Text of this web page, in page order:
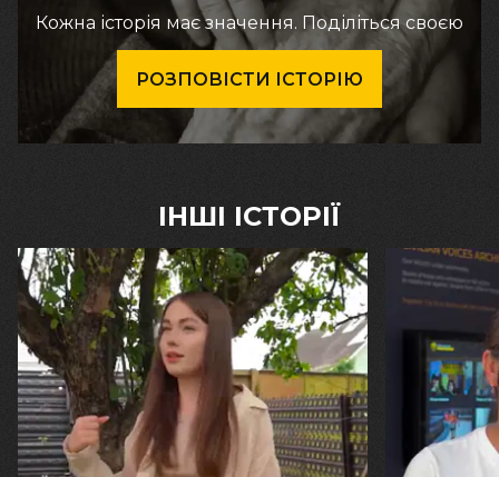
Кожна історія має значення. Поділіться своєю
РОЗПОВІСТИ ІСТОРІЮ
ІНШІ ІСТОРІЇ
30.07.2026
29.07.2026